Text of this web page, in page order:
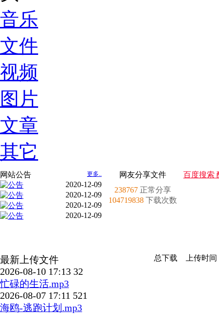
音乐
文件
视频
图片
文章
其它
更多..
网站公告
2020-12-09
2020-12-09
2020-12-09
2020-12-09
网友分享文件
238767 正常分享
104719838 下载次数
百度搜索
最新上传文件 上传时间
总下载
2026-08-10 17:13 32
忙碌的生活.mp3
2026-08-07 17:11 521
海鸥-逃跑计划.mp3